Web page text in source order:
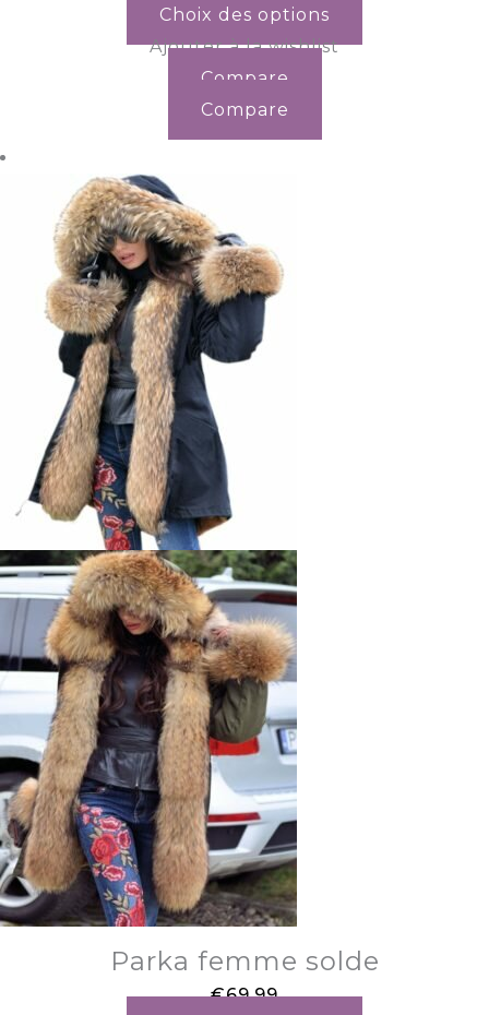
Choix des options
Ajouter à la wishlist
Compare
Compare
Parka femme solde
€69.99